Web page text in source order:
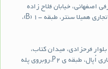
اصفهانی، خیابان فلاح زاده
(همیلا)، پلاک 38، مجتمع اداری تجاری همیلا سنتر، طبقه -1 (B)،
فرحزادی، میدان کتاب،
ابتداي بلوار کوهستان، مرکز تجاری اُپال، طبقه ی P2،روبروی پله